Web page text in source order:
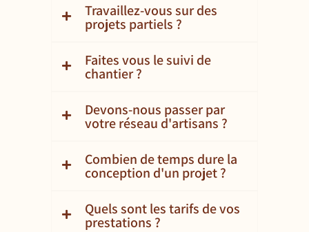
Travaillez-vous sur des
projets partiels ?
Faites vous le suivi de
chantier ?
Devons-nous passer par
votre réseau d'artisans ?
Combien de temps dure la
conception d'un projet ?
Quels sont les tarifs de vos
prestations ?